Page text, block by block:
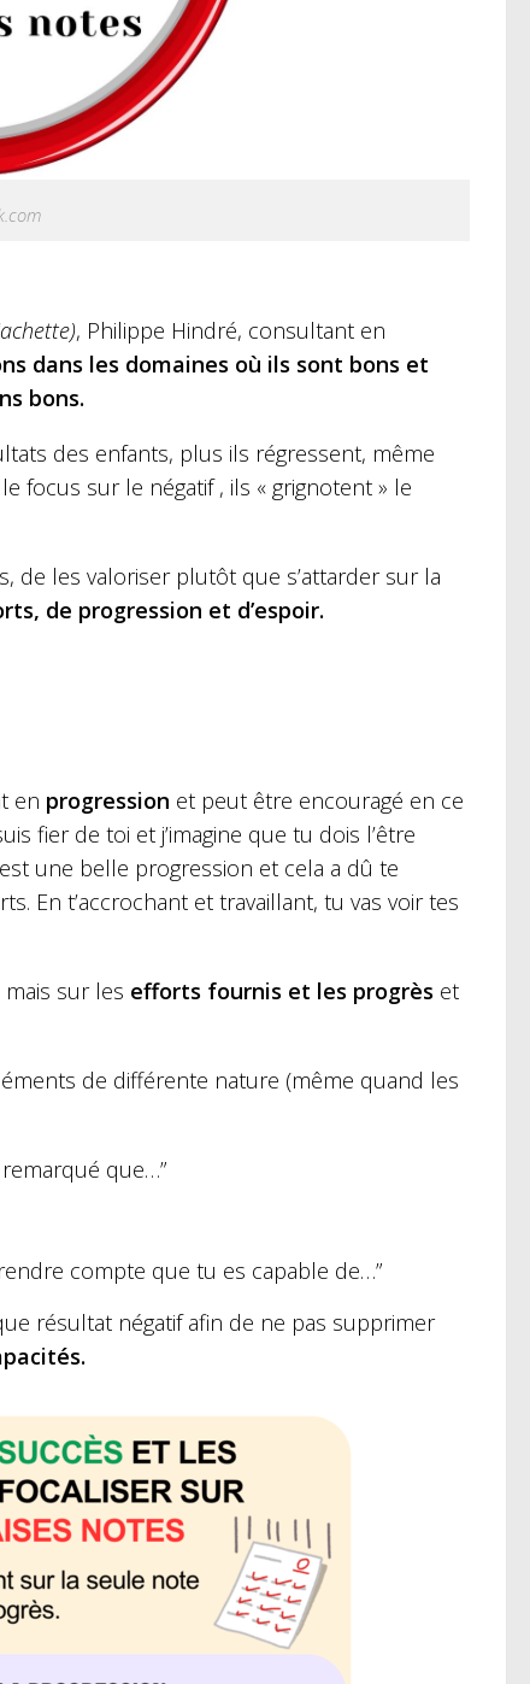
, Philippe Hindré, consultant en
dans les domaines où ils sont bons et
bons.
des enfants, plus ils régressent, même
focus sur le négatif , ils « grignotent » le
de les valoriser plutôt que s’attarder sur la
de progression et d’espoir.
en progression et peut être encouragé en ce
fier de toi et j’imagine que tu dois l’être
une belle progression et cela a dû te
En t’accrochant et travaillant, tu vas voir tes
sur les efforts fournis et les progrès et
de différente nature (même quand les
remarqué que…”
compte que tu es capable de…”
résultat négatif afin de ne pas supprimer